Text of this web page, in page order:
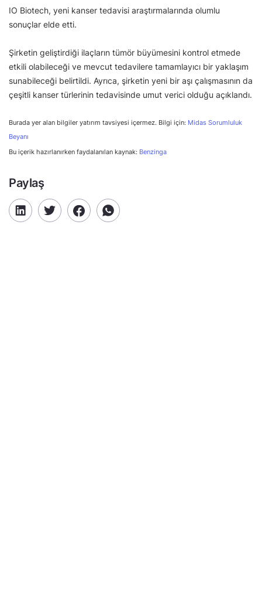
IO Biotech, yeni kanser tedavisi araştırmalarında olumlu
sonuçlar elde etti.
Şirketin geliştirdiği ilaçların tümör büyümesini kontrol etmede
etkili olabileceği ve mevcut tedavilere tamamlayıcı bir yaklaşım
sunabileceği belirtildi. Ayrıca, şirketin yeni bir aşı çalışmasının da
çeşitli kanser türlerinin tedavisinde umut verici olduğu açıklandı.
Burada yer alan bilgiler yatırım tavsiyesi içermez. Bilgi için: Midas Sorumluluk
Beyanı
Bu içerik hazırlanırken faydalanılan kaynak: Benzinga
Paylaş